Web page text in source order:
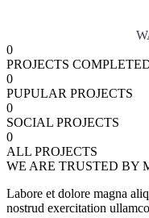
0
PROJECTS
0
PUPULAR PROJECTS
0
SOCIAL PROJECTS
0
ALL PROJECTS
WE ARE TRUSTED BY
Labore et dolore magna
nostrud exercitation